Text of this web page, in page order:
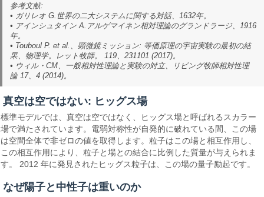
参考文献:
• ガリレオ G. 世界の二大システムに関する対話、1632年。
• アインシュタイン A. アルゲマイネン相対理論のグランドラージ、1916
年。
• Touboul P. et al.、 顕微鏡ミッション: 等価原理の宇宙実験の最初の結
果、物理学。レット牧師。 119、231101 (2017)。
• ウィル・CM、 一般相対性理論と実験の対立、リビング牧師相対性理
論 17、4 (2014)。
真空は空ではない: ヒッグス場
標準モデルでは、真空は空ではなく、ヒッグス場と呼ばれるスカラー
場で満たされています。電弱対称性が自発的に破れている間、この場
は空間全体で非ゼロの値を取得します。粒子はこの場と相互作用し、
この相互作用により、粒子と場との結合に比例した質量が与えられま
す。 2012 年に発見されたヒッグス粒子は、この場の量子励起です。
なぜ陽子と中性子は重いのか